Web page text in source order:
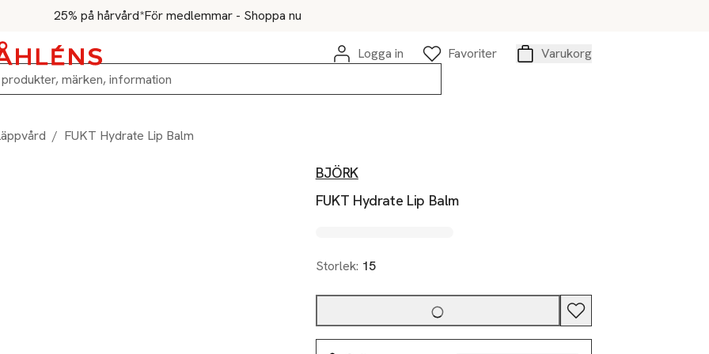
25% på hårvård*För medlemmar - Shoppa nu
Logga in
Favoriter
Varukorg
/ FUKT Hydrate Lip Balm
BJÖRK
FUKT Hydrate Lip Balm
Storlek: 15